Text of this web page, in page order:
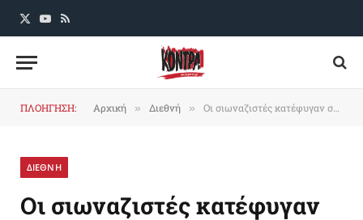
X
YouTube
RSS
ΠΛΟΗΓΗΣΗ: Αρχική » Διεθνή » Οι σιωναζιστές κατέφυγαν στον γκεμπελισμό για να κρύψουν το έγκλημα
ΔΙΕΘΝΗ
Οι σιωναζιστές κατέφυγαν